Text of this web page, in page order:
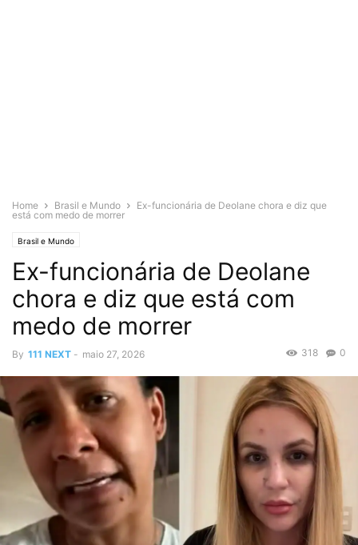
Home Brasil e Mundo
Ex-funcionária de Deolane chora e diz que
está com medo de morrer
Brasil e Mundo
Ex-funcionária de Deolane
chora e diz que está com
medo de morrer
By 111 NEXT - maio 27, 2026 0
318